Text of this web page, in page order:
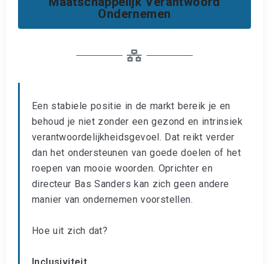
Ondernemen
Een stabiele positie in de markt bereik je en
behoud je niet zonder een gezond en intrinsiek
verantwoordelijkheidsgevoel. Dat reikt verder
dan het ondersteunen van goede doelen of het
roepen van mooie woorden. Oprichter en
directeur Bas Sanders kan zich geen andere
manier van ondernemen voorstellen.
Hoe uit zich dat?
Inclusiviteit